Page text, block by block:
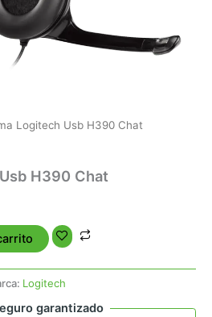
Logitech Usb H390 Chat
H390 Chat
Logitech
garantizado